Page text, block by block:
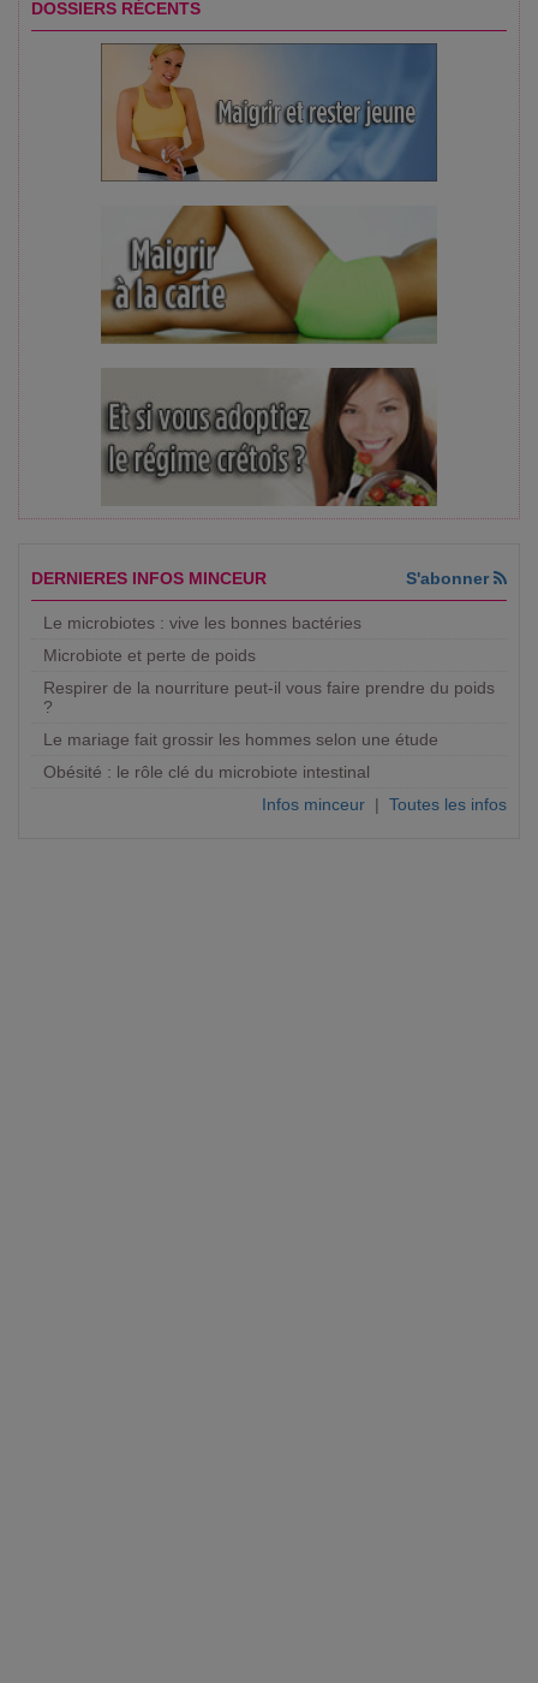
DOSSIERS RÉCENTS
DERNIERES INFOS MINCEUR S'abonner
Le microbiotes : vive les bonnes bactéries
Microbiote et perte de poids
Respirer de la nourriture peut-il vous faire prendre du poids
?
Le mariage fait grossir les hommes selon une étude
Obésité : le rôle clé du microbiote intestinal
Infos minceur | Toutes les infos